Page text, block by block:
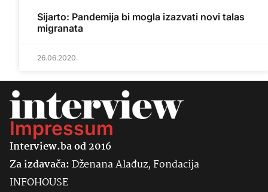
Sijarto: Pandemija bi mogla izazvati novi talas
migranata
26.06.2020.
Impressum
Interview.ba od 2016
Za izdavača:Dženana Alađuz, Fondacija
INFOHOUSE